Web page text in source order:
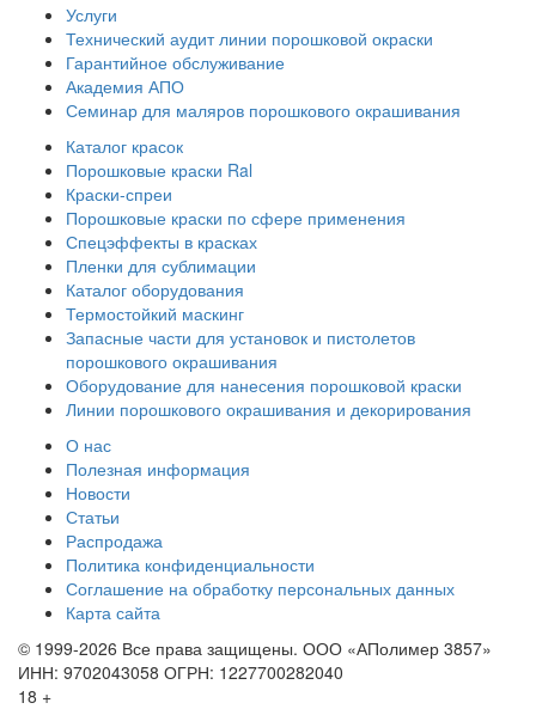
Услуги
Технический аудит линии порошковой окраски
Гарантийное обслуживание
Академия АПО
Семинар для маляров порошкового окрашивания
Каталог красок
Порошковые краски Ral
Краски-спреи
Порошковые краски по сфере применения
Спецэффекты в красках
Пленки для сублимации
Каталог оборудования
Термостойкий маскинг
Запасные части для установок и пистолетов
порошкового окрашивания
Оборудование для нанесения порошковой краски
Линии порошкового окрашивания и декорирования
О нас
Полезная информация
Новости
Статьи
Распродажа
Политика конфиденциальности
Соглашение на обработку персональных данных
Карта сайта
© 1999-2026 Все права защищены. ООО «АПолимер 3857»
ИНН: 9702043058 ОГРН: 1227700282040
18 +